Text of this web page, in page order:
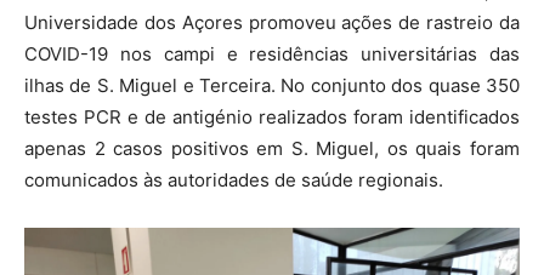
Universidade dos Açores promoveu ações de rastreio da
COVID-19 nos campi e residências universitárias das
ilhas de S. Miguel e Terceira. No conjunto dos quase 350
testes PCR e de antigénio realizados foram identificados
apenas 2 casos positivos em S. Miguel, os quais foram
comunicados às autoridades de saúde regionais.